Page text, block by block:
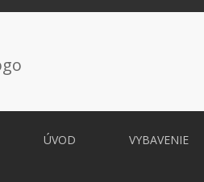
ÚVOD VYBAVENIE